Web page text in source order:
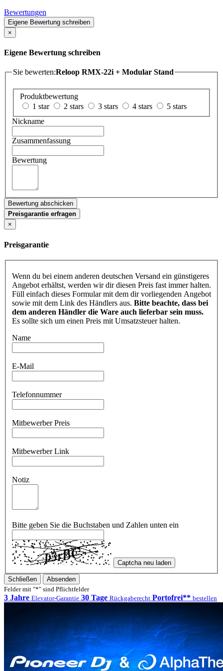
Bewertungen
Eigene Bewertung schreiben
×
Eigene Bewertung schreiben
Sie bewerten:Reloop RMX-22i + Modular Stand
Produktbewertung
1 star
2 stars 3 stars 4 stars
5 stars
Nickname
Zusammenfassung
Bewertung
Bewertung abschicken
Preisgarantie erfragen
×
Preisgarantie
Wenn du bei einem anderen deutschen Versand ein günstigeres
Angebot erhältst, werden wir dir diesen Preis fast immer halten.
Füll einfach dieses Formular mit dem dir vorliegenden Angebot
sowie mit dem Link des Händlers aus. Bitte beachte, dass bei
dem anderen Händler die Ware auch lieferbar sein muss.
Es sollte sich um einen Preis mit Umsatzsteuer halten.
Name
E-Mail
Telefonnummer
Mitbewerber Preis
Mitbewerber Link
Notiz
Bitte geben Sie die Buchstaben und Zahlen unten ein
Captcha neu laden
Schließen
Absenden
Felder mit "*" sind Pflichtfelder
3 Jahre Elevator-Garantie 30 Tage Rückgaberecht Portofrei** bestellen